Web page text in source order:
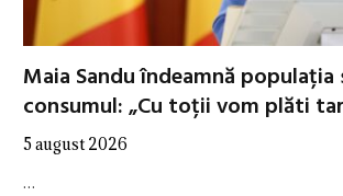
Maia Sandu îndeamnă populația
consumul: „Cu toții vom plăti
5 august 2026
…